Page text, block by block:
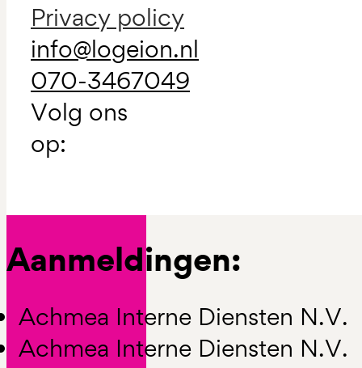
Privacy policy
info@logeion.nl
070-3467049
Volg ons
op:
Aanmeldingen:
Achmea Interne Diensten N.V.
Achmea Interne Diensten N.V.